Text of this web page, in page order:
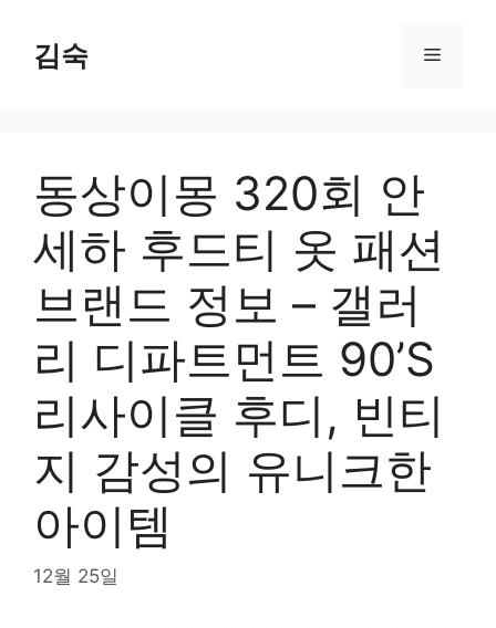
content
김숙 Menu
동상이몽 320회 안
세하 후드티 옷 패션
브랜드 정보 – 갤러
리 디파트먼트 90’S
리사이클 후디, 빈티
지 감성의 유니크한
아이템
12월 25일